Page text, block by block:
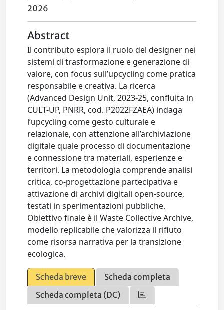
2026
Abstract
Il contributo esplora il ruolo del designer nei
sistemi di trasformazione e generazione di
valore, con focus sull’upcycling come pratica
responsabile e creativa. La ricerca
(Advanced Design Unit, 2023-25, confluita in
CULT-UP, PNRR, cod. P2022FZAEA) indaga
l’upcycling come gesto culturale e
relazionale, con attenzione all’archiviazione
digitale quale processo di documentazione
e connessione tra materiali, esperienze e
territori. La metodologia comprende analisi
critica, co-progettazione partecipativa e
attivazione di archivi digitali open-source,
testati in sperimentazioni pubbliche.
Obiettivo finale è il Waste Collective Archive,
modello replicabile che valorizza il rifiuto
come risorsa narrativa per la transizione
ecologica.
Scheda breve
Scheda completa
Scheda completa (DC)